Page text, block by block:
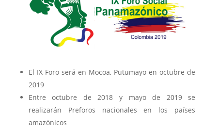
El IX Foro será en Mocoa, Putumayo en octubre de
2019
Entre octubre de 2018 y mayo de 2019 se
realizarán Preforos nacionales en los países
amazónicos